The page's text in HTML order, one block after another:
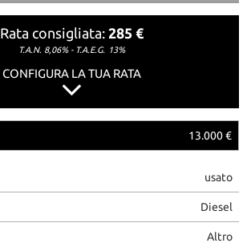
Rata consigliata: 285 €
T.A.N. 8,06% - T.A.E.G. 13%
CONFIGURA LA TUA RATA
13.000 €
usato
Diesel
Altro